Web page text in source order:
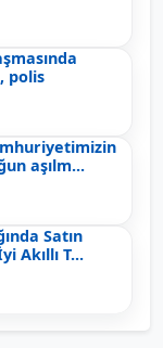
polis
aşılm...
Satın
Akıllı T...